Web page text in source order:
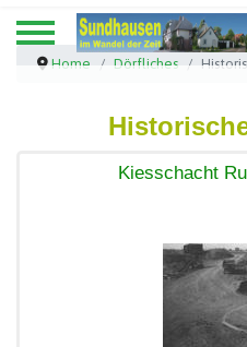
Home Dörfliches
Kiesschacht